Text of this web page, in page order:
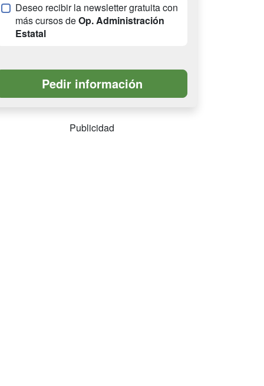
Deseo recibir la newsletter gratuita con
más cursos deOp. Administración
Estatal
Publicidad